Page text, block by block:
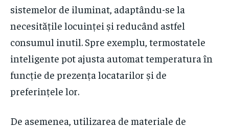
sistemelor de iluminat, adaptându-se la
necesitățile locuinței și reducând astfel
consumul inutil. Spre exemplu, termostatele
inteligente pot ajusta automat temperatura în
funcție de prezența locatarilor și de
preferințele lor.
De asemenea, utilizarea de materiale de